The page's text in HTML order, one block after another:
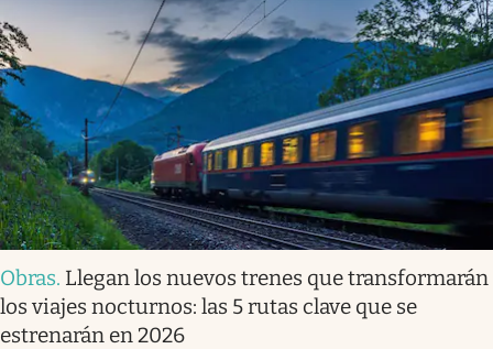
Obras. Llegan los nuevos trenes que transformarán
los viajes nocturnos: las 5 rutas clave que se
estrenarán en 2026